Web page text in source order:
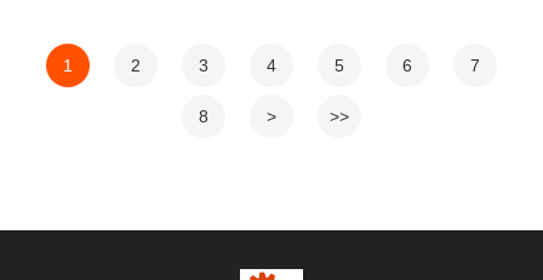
1 2 3 4 5 6 7
8 > >>